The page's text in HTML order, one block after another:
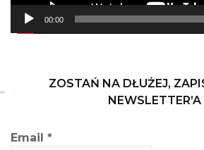
00:00
ZOSTAŃ NA DŁUŻEJ,
NEWSLETTER’A
Email *